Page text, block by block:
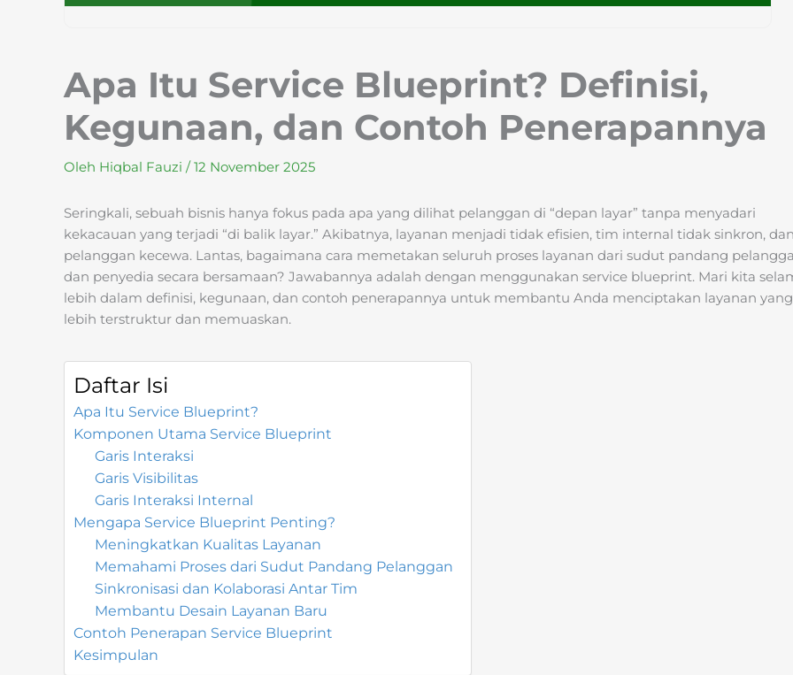
Apa Itu Service Blueprint? Definisi,
Kegunaan, dan Contoh Penerapannya
Oleh Hiqbal Fauzi /12 November 2025
Seringkali, sebuah bisnis hanya fokus pada apa yang dilihat pelanggan di “depan layar” tanpa menyadari
kekacauan yang terjadi “di balik layar.” Akibatnya, layanan menjadi tidak efisien, tim internal tidak sinkron,
pelanggan kecewa. Lantas, bagaimana cara memetakan seluruh proses layanan dari sudut pandang
dan penyedia secara bersamaan? Jawabannya adalah dengan menggunakan service blueprint. Mari kita
lebih dalam definisi, kegunaan, dan contoh penerapannya untuk membantu Anda menciptakan layanan yang
lebih terstruktur dan memuaskan.
Daftar Isi
Apa Itu Service Blueprint?
Komponen Utama Service Blueprint
Garis Interaksi
Garis Visibilitas
Garis Interaksi Internal
Mengapa Service Blueprint Penting?
Meningkatkan Kualitas Layanan
Memahami Proses dari Sudut Pandang Pelanggan
Sinkronisasi dan Kolaborasi Antar Tim
Membantu Desain Layanan Baru
Contoh Penerapan Service Blueprint
Kesimpulan